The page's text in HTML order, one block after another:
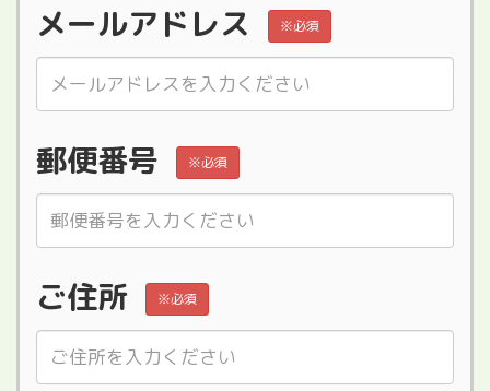
メールアドレス ※必須
郵便番号 ※必須
ご住所 ※必須